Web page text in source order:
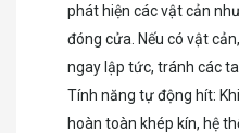
phát hiện các vật cản
đóng cửa. Nếu có vật
ngay lập tức, tránh các
Tính năng tự động hít:
hoàn toàn khép kín, hệ